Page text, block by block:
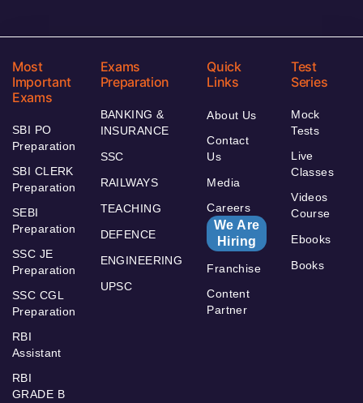
Most
Important
Exams
SBI PO
Preparation
SBI CLERK
Preparation
SEBI
Preparation
SSC JE
Preparation
SSC CGL
Preparation
RBI
Assistant
RBI
GRADE B
Exams
Preparation
BANKING &
INSURANCE
SSC
RAILWAYS
TEACHING
DEFENCE
ENGINEERING
UPSC
Quick
Links
About Us
Contact
Us
Media
Careers
We Are
Hiring
Franchise
Content
Partner
Test
Series
Mock
Tests
Live
Classes
Videos
Course
Ebooks
Books